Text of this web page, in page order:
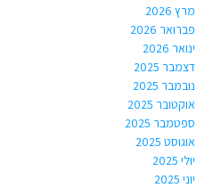
מרץ 2026
פברואר 2026
ינואר 2026
דצמבר 2025
נובמבר 2025
אוקטובר 2025
ספטמבר 2025
אוגוסט 2025
יולי 2025
יוני 2025